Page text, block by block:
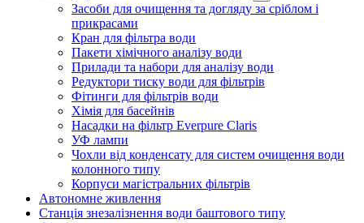
Засоби для очищення та догляду за сріблом і
прикрасами
Кран для фільтра води
Пакети хімічного аналізу води
Прилади та набори для аналізу води
Редуктори тиску води для фільтрів
Фітинги для фільтрів води
Хімія для басейнів
Насадки на фільтр Everpure Claris
УФ лампи
Чохли від конденсату для систем очищення води
колонного типу
Корпуси магістральних фільтрів
Автономне живлення
Станція знезалізнення води баштового типу